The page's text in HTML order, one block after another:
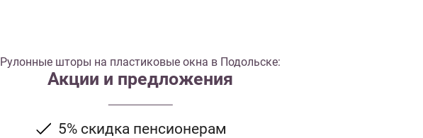
Рулонные шторы на пластиковые окна в Подольске:
Акции и предложения
5% скидка пенсионерам